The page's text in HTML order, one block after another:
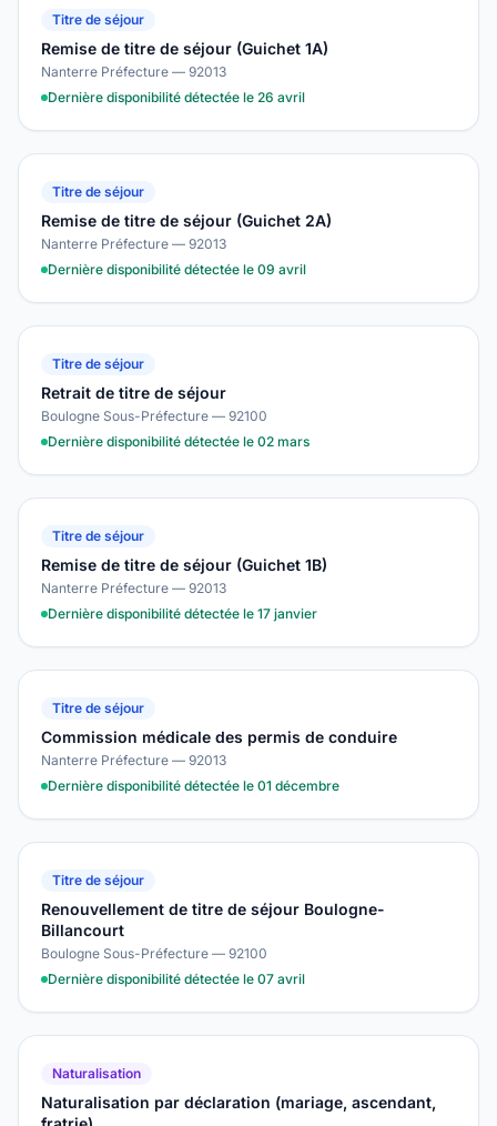
Titre de séjour
Remise de titre de séjour (Guichet 1A)
Nanterre Préfecture — 92013
Dernière disponibilité détectée le 26 avril
Titre de séjour
Remise de titre de séjour (Guichet 2A)
Nanterre Préfecture — 92013
Dernière disponibilité détectée le 09 avril
Titre de séjour
Retrait de titre de séjour
Boulogne Sous-Préfecture — 92100
Dernière disponibilité détectée le 02 mars
Titre de séjour
Remise de titre de séjour (Guichet 1B)
Nanterre Préfecture — 92013
Dernière disponibilité détectée le 17 janvier
Titre de séjour
Commission médicale des permis de conduire
Nanterre Préfecture — 92013
Dernière disponibilité détectée le 01 décembre
Titre de séjour
Renouvellement de titre de séjour Boulogne-
Billancourt
Boulogne Sous-Préfecture — 92100
Dernière disponibilité détectée le 07 avril
Naturalisation
Naturalisation par déclaration (mariage, ascendant,